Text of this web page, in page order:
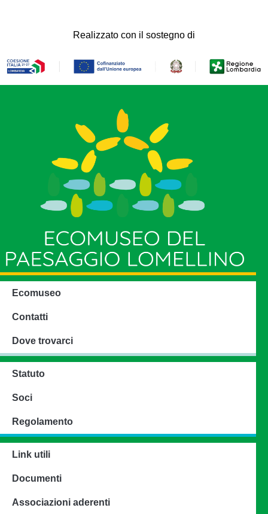
Realizzato con il sostegno di
Ecomuseo
Contatti
Dove trovarci
Statuto
Soci
Regolamento
Link utili
Documenti
Associazioni aderenti